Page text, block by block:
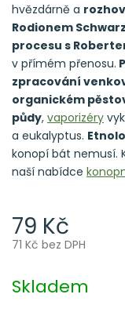
79 Kč
71 Kč bez DPH
cena:
Skladem
hvězdárně a
Rodionem
procesu s
v přímém přenosu.
zpracování
organickém
půdy, vaporizéry
a eukalyptus.
konopí bát nemusí.
naší nabídce